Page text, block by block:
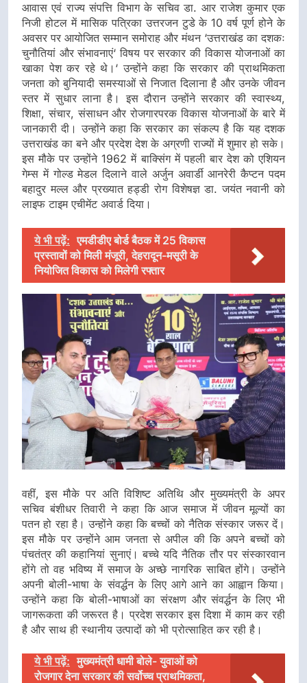
आवास एवं राज्य संपत्ति विभाग के सचिव डा. आर राजेश कुमार एक
निजी होटल में मासिक पत्रिका उत्तरजन टुडे के 10 वर्ष पूर्ण होने के
अवसर पर आयोजित सम्मान समोराह और मंथन ‘उत्तराखंड का दशकः
चुनौतियां और संभावनाएं‘ विषय पर सरकार की विकास योजनाओं का
खाका पेश कर रहे थे।‘ उन्होंने कहा कि सरकार की प्राथमिकता
जनता को बुनियादी समस्याओं से निजात दिलाना है और उनके जीवन
स्तर में सुधार लाना है। इस दौरान उन्होंने सरकार की स्वास्थ्य,
शिक्षा, संचार, संसाधन और रोजगारपरक विकास योजनाओं के बारे में
जानकारी दी। उन्होंने कहा कि सरकार का संकल्प है कि यह दशक
उत्तराखंड का बने और प्रदेश देश के अग्रणी राज्यों में शुमार हो सके।
इस मौके पर उन्होंने 1962 में बाक्सिंग में पहली बार देश को एशियन
गेम्स में गोल्ड मेडल दिलाने वाले अर्जुन अवार्डी आनरेरी कैप्टन पदम
बहादुर मल्ल और प्रख्यात हड्डी रोग विशेषज्ञ डा. जयंत नवानी को
लाइफ टाइम एचीमेंट अवार्ड दिया।
ये भी पढ़ें: एमडीडीए बोर्ड बैठक में 25 विकास
प्रस्तावों को मिली मंजूरी, देहरादून-मसूरी के
नियोजित विकास को मिलेगी रफ्तार
वहीं, इस मौके पर अति विशिष्ट अतिथि और मुख्यमंत्री के अपर
सचिव बंशीधर तिवारी ने कहा कि आज समाज में जीवन मूल्यों का
पतन हो रहा है। उन्होंने कहा कि बच्चों को नैतिक संस्कार जरूर दें।
इस मौके पर उन्होंने आम जनता से अपील की कि अपने बच्चों को
पंचतंत्र की कहानियां सुनाएं। बच्चे यदि नैतिक तौर पर संस्कारवान
होंगे तो वह भविष्य में समाज के अच्छे नागरिक साबित होंगे। उन्होंने
अपनी बोली-भाषा के संवर्द्धन के लिए आगे आने का आह्वान किया।
उन्होंने कहा कि बोली-भाषाओं का संरक्षण और संवर्द्धन के लिए भी
जागरूकता की जरूरत है। प्रदेश सरकार इस दिशा में काम कर रही
है और साथ ही स्थानीय उत्पादों को भी प्रोत्साहित कर रही है।
ये भी पढ़ें: मुख्यमंत्री धामी बोले- युवाओं को
रोजगार देना सरकार की सर्वोच्च प्राथमिकता,